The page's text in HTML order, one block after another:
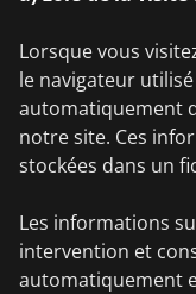
Lorsque vous
le navigateur
automatiquement
notre site. Ces
stockées dans un
Les informations
intervention et
automatiquement